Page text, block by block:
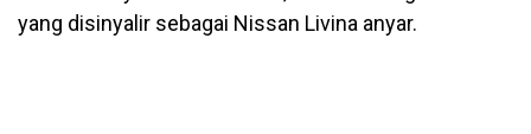
yang disinyalir sebagai Nissan Livina anyar.